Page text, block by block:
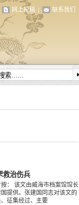
网上投稿 联系我们
救治伤兵
： 该文由威海市档案馆馆长
国提供。张建国同志对该文的
、征集经过、主要